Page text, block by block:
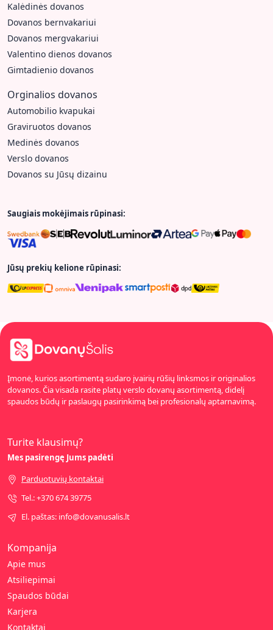
Kalėdinės dovanos
Dovanos bernvakariui
Dovanos mergvakariui
Valentino dienos dovanos
Gimtadienio dovanos
Orginalios dovanos
Automobilio kvapukai
Graviruotos dovanos
Medinės dovanos
Verslo dovanos
Dovanos su Jūsų dizainu
Saugiais mokėjimais rūpinasi:
Jūsų prekių kelione rūpinasi:
Įmonė, kurios asortimentą sudaro įvairių rūšių linksmos ir originalios
dovanos. Čia visada rasite platų verslo dovanų asortimentą, didelį
spaudos būdų ir paslaugų pasirinkimą bei profesionalų aptarnavimą.
Kompanija
Apie mus
Atsiliepimai
Spaudos būdai
Karjera
Kontaktai
Turite klausimų?
Mes pasirengę Jums padėti
Parduotuvių kontaktai
Tel.: +370 674 39775
El. paštas: info@dovanusalis.lt